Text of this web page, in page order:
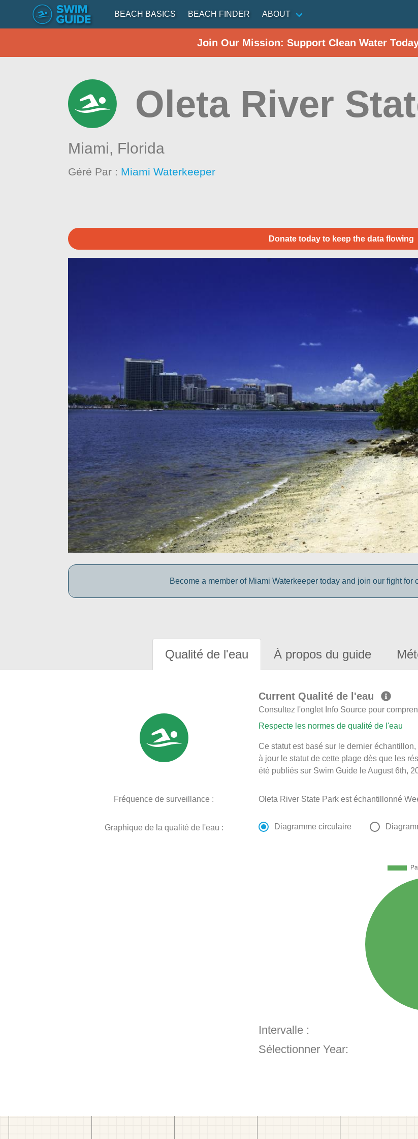
BEACH BASICS BEACH FINDER ABOUT
Join Our Mission: Support Clean Water
Oleta River
Miami, Florida
Géré Par : Miami Waterkeeper
Donate today to keep the data flowing
Become a member of Miami Waterkeeper today and join our fight for
Qualité de l'eau À propos du guide
Current Qualité de l'eau
Consultez l'onglet Info Source pour
Respecte les normes de qualité de l'eau
Ce statut est basé sur le dernier
à jour le statut de cette plage dès que les
été publiés sur Swim Guide le August 6th,
Fréquence de surveillance : Oleta River State Park est échantillonné
Graphique de la qualité de l'eau : Diagramme circulaire
Intervalle :
Sélectionner Year: